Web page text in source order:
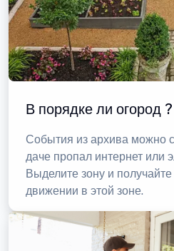
В порядке ли огород ?
События из архива можно
даче пропал интернет или
Выделите зону и
движении в этой зоне.